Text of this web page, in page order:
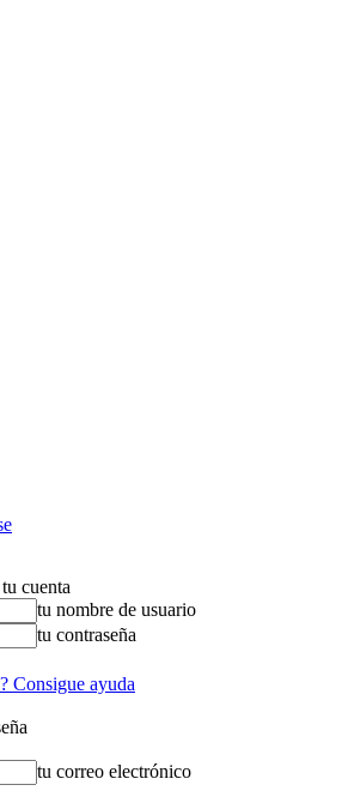
cuenta
tu nombre de usuario
tu contraseña
Consigue ayuda
tu correo electrónico